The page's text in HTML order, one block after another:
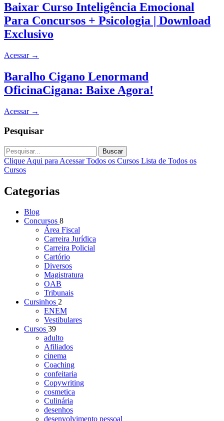
Baixar Curso Inteligência Emocional
Para Concursos + Psicologia | Download
Exclusivo
Acessar →
Baralho Cigano Lenormand
OficinaCigana: Baixe Agora!
Acessar →
Pesquisar
Buscar
Clique Aqui para Acessar Todos os Cursos Lista de Todos os
Cursos
Categorias
Blog
Concursos 8
Área Fiscal
Carreira Jurídica
Carreira Policial
Cartório
Diversos
Magistratura
OAB
Tribunais
Cursinhos 2
ENEM
Vestibulares
Cursos 39
adulto
Afiliados
cinema
Coaching
confeitaria
Copywriting
cosmetica
Culinária
desenhos
desenvolvimento pessoal